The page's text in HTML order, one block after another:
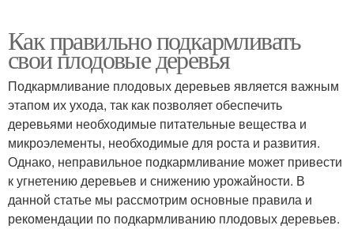
Как правильно подкармливать
свои плодовые деревья
Подкармливание плодовых деревьев является важным
этапом их ухода, так как позволяет обеспечить
деревьями необходимые питательные вещества и
микроэлементы, необходимые для роста и развития.
Однако, неправильное подкармливание может привести
к угнетению деревьев и снижению урожайности. В
данной статье мы рассмотрим основные правила и
рекомендации по подкармливанию плодовых деревьев.